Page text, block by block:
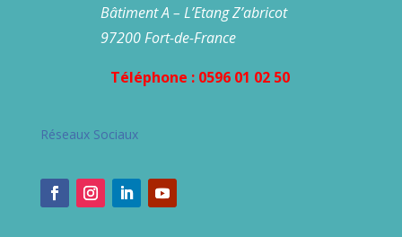
Bâtiment A – L’Etang Z’abricot
97200 Fort-de-France
Téléphone : 0596 01 02 50
Réseaux Sociaux